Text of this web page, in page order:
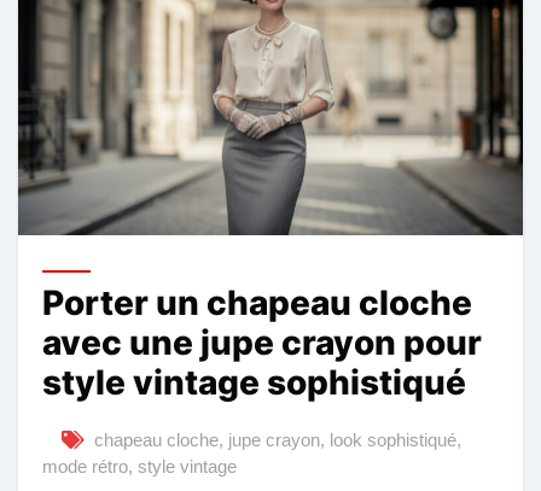
Porter un chapeau cloche
avec une jupe crayon pour
style vintage sophistiqué
chapeau cloche, jupe crayon, look sophistiqué,
mode rétro, style vintage